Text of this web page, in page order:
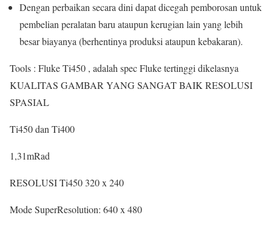
Dengan perbaikan secara dini dapat dicegah pemborosan untuk
pembelian peralatan baru ataupun kerugian lain yang lebih
besar biayanya (berhentinya produksi ataupun kebakaran).
Tools : Fluke Ti450 , adalah spec Fluke tertinggi dikelasnya
KUALITAS GAMBAR YANGSANGAT BAIKRESOLUSI
SPASIAL
Ti450 dan Ti400
1,31mRad
RESOLUSITi450 320 x 240
Mode SuperResolution: 640 x 480